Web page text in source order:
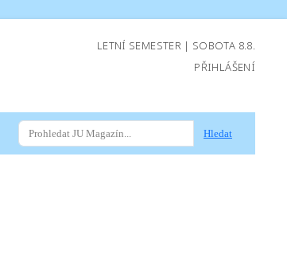
LETNÍ SEMESTER | SOBOTA 8.8.
PŘIHLÁŠENÍ
Hledat